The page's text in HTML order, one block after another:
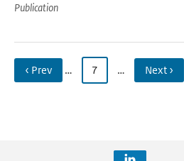
Publication
‹ Prev … 7 … Next ›